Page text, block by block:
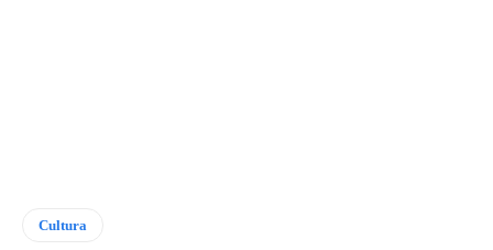
Cultura